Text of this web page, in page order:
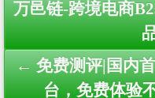
navigation
万邑链-跨境电商
← 免费测评|国内
台，免费体验